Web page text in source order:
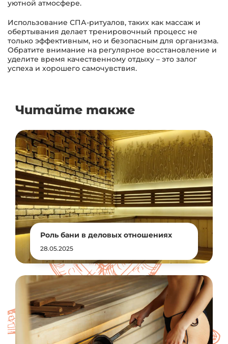
уютной атмосфере.
Использование СПА-ритуалов, таких как массаж и
обертывания делает тренировочный процесс не
только эффективным, но и безопасным для организма.
Обратите внимание на регулярное восстановление и
уделите время качественному отдыху – это залог
успеха и хорошего самочувствия.
Читайте также
Роль бани в деловых отношениях
28.05.2025